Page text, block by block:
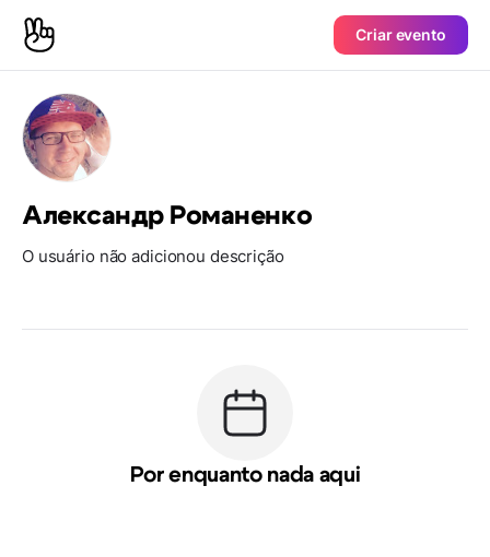
Criar evento
Александр Романенко
O usuário não adicionou descrição
Por enquanto nada aqui